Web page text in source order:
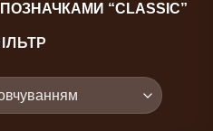
“CLASSIC”